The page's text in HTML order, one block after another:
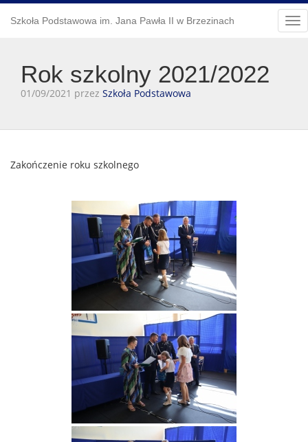
Szkoła Podstawowa im. Jana Pawła II w Brzezinach
Rok szkolny 2021/2022
01/09/2021 przez Szkoła Podstawowa
Zakończenie roku szkolnego